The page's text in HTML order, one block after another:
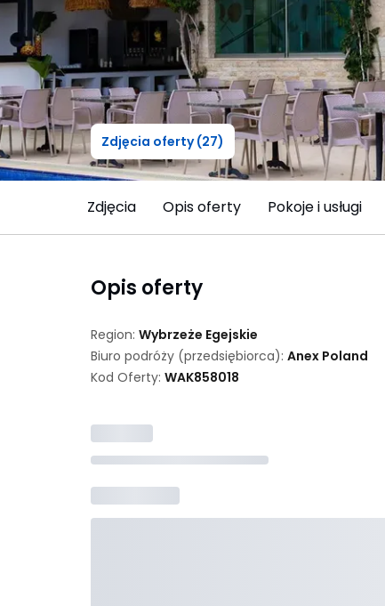
Zdjęcia oferty (27)
Zdjęcia Opis oferty Pokoje i usługi
Opis oferty
Region: Wybrzeże Egejskie
Biuro podróży (przedsiębiorca): Anex Poland
Kod Oferty: WAK858018